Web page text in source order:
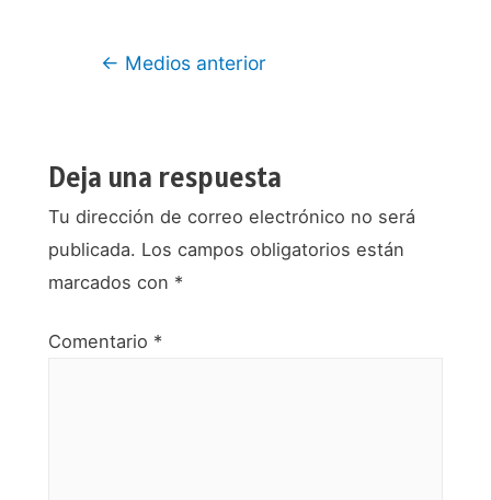
Navegación
← Medios anterior
Deja una respuesta
Tu dirección de correo electrónico no será
publicada. Los campos obligatorios están
marcados con *
Comentario *